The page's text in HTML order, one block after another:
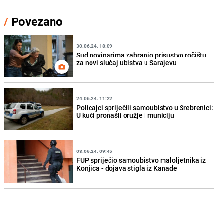
/ Povezano
30.06.24. 18:09
Sud novinarima zabranio prisustvo ročištu
za novi slučaj ubistva u Sarajevu
24.06.24. 11:22
Policajci spriječili samoubistvo u Srebrenici:
U kući pronašli oružje i municiju
08.06.24. 09:45
FUP spriječio samoubistvo maloljetnika iz
Konjica - dojava stigla iz Kanade